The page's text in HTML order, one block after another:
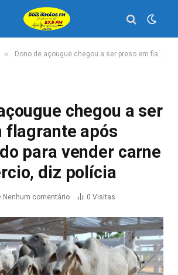
» Dono de açougue chegou a ser preso em flagrante após matar gado para vender carne em comércio, diz polícia
chegou a ser
flagrante após
para vender carne
diz polícia
Nenhum comentário 0 Visitas